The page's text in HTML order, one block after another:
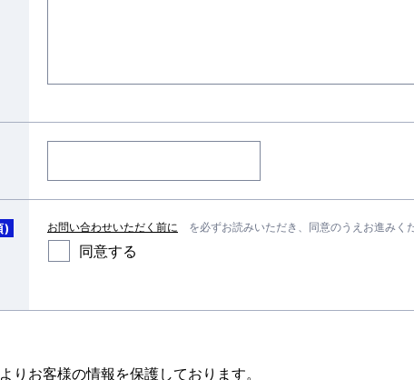
) お問い合わせいただく前に を必ずお読みいただき、同意のうえお進みく
同意する
りお客様の情報を保護しております。